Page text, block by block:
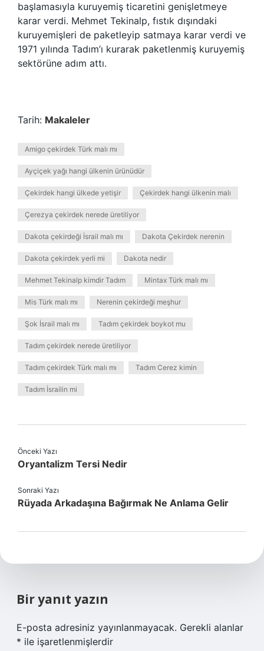
başlamasıyla kuruyemiş ticaretini genişletmeye
karar verdi. Mehmet Tekinalp, fıstık dışındaki
kuruyemişleri de paketleyip satmaya karar verdi ve
1971 yılında Tadım’ı kurarak paketlenmiş kuruyemiş
sektörüne adım attı.
Tarih: Makaleler
Amigo çekirdek Türk malı mı
Ayçiçek yağı hangi ülkenin ürünüdür
Çekirdek hangi ülkede yetişir Çekirdek hangi ülkenin malı
Çerezya çekirdek nerede üretiliyor
Dakota çekirdeği İsrail malı mı Dakota Çekirdek nerenin
Dakota çekirdek yerli mi Dakota nedir
Mehmet Tekinalp kimdir Tadım Mintax Türk malı mı
Mis Türk malı mı Nerenin çekirdeği meşhur
Şok İsrail malı mı Tadım çekirdek boykot mu
Tadım çekirdek nerede üretiliyor
Tadım çekirdek Türk malı mı Tadım Cerez kimin
Tadım İsrailin mi
Önceki Yazı
Oryantalizm Tersi Nedir
Sonraki Yazı
Rüyada Arkadaşına Bağırmak Ne Anlama Gelir
Bir yanıt yazın
E-posta adresiniz yayınlanmayacak. Gerekli alanlar
* ile işaretlenmişlerdir